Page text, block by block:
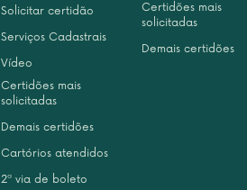
Solicitar certidão
Serviços Cadastrais
Vídeo
Certidões mais
solicitadas
Demais certidões
Cartórios atendidos
2ª via de boleto
Certidões mais
solicitadas
Demais certidões